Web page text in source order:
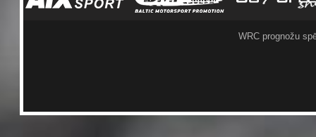
WRC prognožu